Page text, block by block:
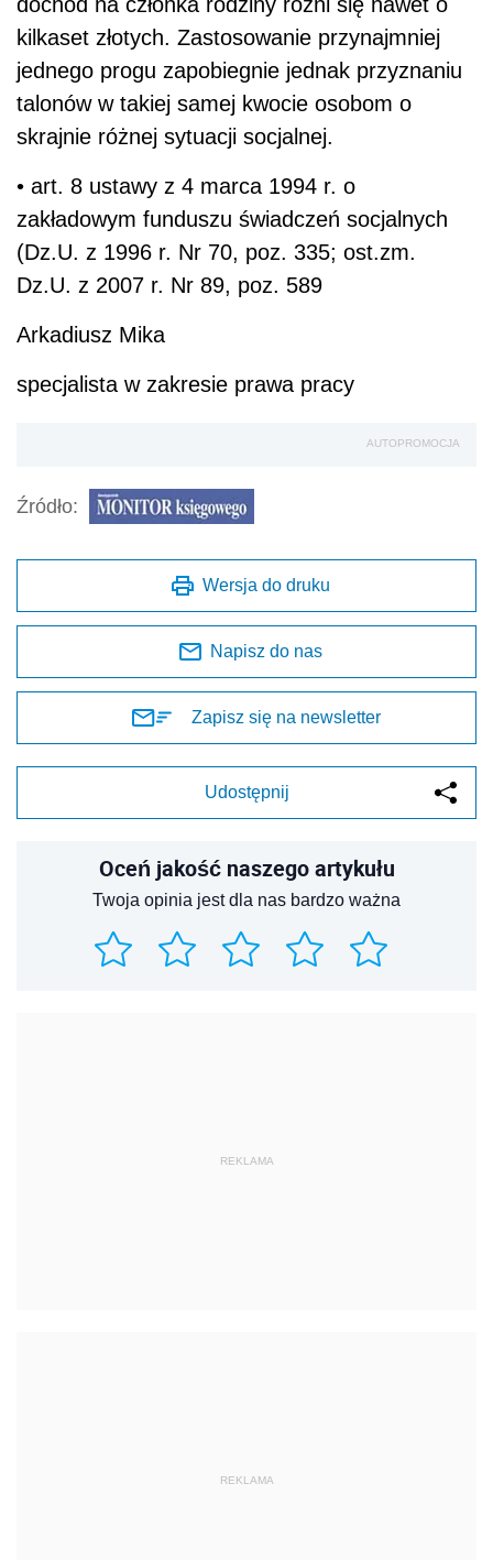
kilkaset złotych. Zastosowanie przynajmniej
jednego progu zapobiegnie jednak przyznaniu
talonów w takiej samej kwocie osobom o
skrajnie różnej sytuacji socjalnej.
• art. 8 ustawy z 4 marca 1994 r. o
zakładowym funduszu świadczeń socjalnych
(Dz.U. z 1996 r. Nr 70, poz. 335; ost.zm.
Dz.U. z 2007 r. Nr 89, poz. 589
Arkadiusz Mika
specjalista w zakresie prawa pracy
AUTOPROMOCJA
Źródło:
Wersja do druku
Napisz do nas
Zapisz się na newsletter
Udostępnij
Oceń jakość naszego artykułu
Twoja opinia jest dla nas bardzo ważna
REKLAMA
REKLAMA